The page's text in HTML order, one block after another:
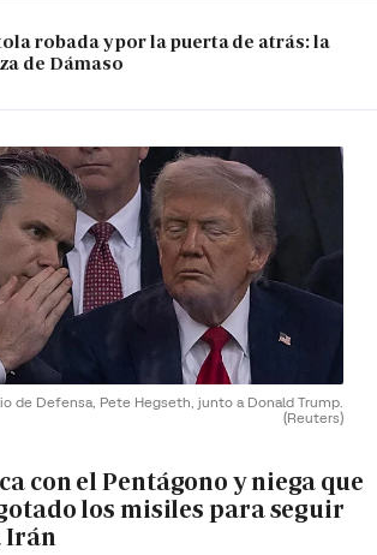
robada y por la puerta de atrás: la
de Dámaso
de Defensa, Pete Hegseth, junto a Donald Trump.
(Reuters)
con el Pentágono y niega que
los misiles para seguir
Irán